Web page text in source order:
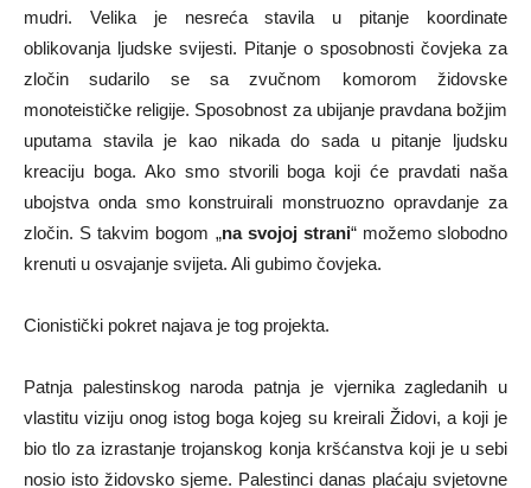
mudri. Velika je nesreća stavila u pitanje koordinate
oblikovanja ljudske svijesti. Pitanje o sposobnosti čovjeka za
zločin sudarilo se sa zvučnom komorom židovske
monoteističke religije. Sposobnost za ubijanje pravdana božjim
uputama stavila je kao nikada do sada u pitanje ljudsku
kreaciju boga. Ako smo stvorili boga koji će pravdati naša
ubojstva onda smo konstruirali monstruozno opravdanje za
zločin. S takvim bogom „na svojoj strani“ možemo slobodno
krenuti u osvajanje svijeta. Ali gubimo čovjeka.
Cionistički pokret najava je tog projekta.
Patnja palestinskog naroda patnja je vjernika zagledanih u
vlastitu viziju onog istog boga kojeg su kreirali Židovi, a koji je
bio tlo za izrastanje trojanskog konja kršćanstva koji je u sebi
nosio isto židovsko sjeme. Palestinci danas plaćaju svjetovne